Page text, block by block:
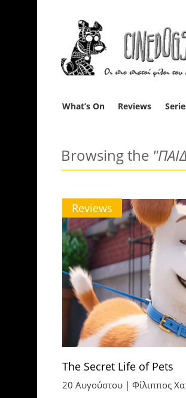
What’s On Reviews
Browsing the
Reviews
The Secret Life of Pets
20 Αυγούστου | Φίλιππος